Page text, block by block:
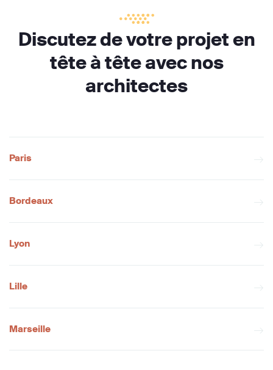
Discutez de votre projet en
tête à tête avec nos
architectes
Paris
Bordeaux
Lyon
Lille
Marseille